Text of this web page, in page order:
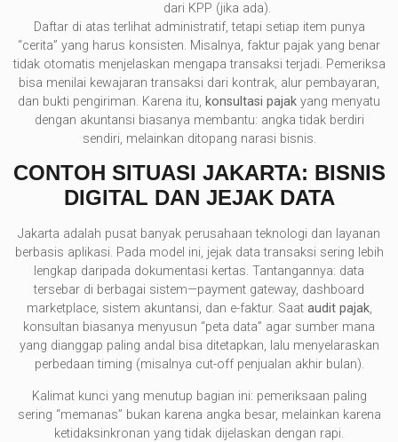
dari KPP (jika ada).
Daftar di atas terlihat administratif, tetapi setiap item punya
“cerita” yang harus konsisten. Misalnya, faktur pajak yang benar
tidak otomatis menjelaskan mengapa transaksi terjadi. Pemeriksa
bisa menilai kewajaran transaksi dari kontrak, alur pembayaran,
dan bukti pengiriman. Karena itu, konsultasi pajak yang menyatu
dengan akuntansi biasanya membantu: angka tidak berdiri
sendiri, melainkan ditopang narasi bisnis.
CONTOH SITUASI JAKARTA: BISNIS
DIGITAL DAN JEJAK DATA
Jakarta adalah pusat banyak perusahaan teknologi dan layanan
berbasis aplikasi. Pada model ini, jejak data transaksi sering lebih
lengkap daripada dokumentasi kertas. Tantangannya: data
tersebar di berbagai sistem—payment gateway, dashboard
marketplace, sistem akuntansi, dan e-faktur. Saat audit pajak,
konsultan biasanya menyusun “peta data” agar sumber mana
yang dianggap paling andal bisa ditetapkan, lalu menyelaraskan
perbedaan timing (misalnya cut-off penjualan akhir bulan).
Kalimat kunci yang menutup bagian ini: pemeriksaan paling
sering “memanas” bukan karena angka besar, melainkan karena
ketidaksinkronan yang tidak dijelaskan dengan rapi.